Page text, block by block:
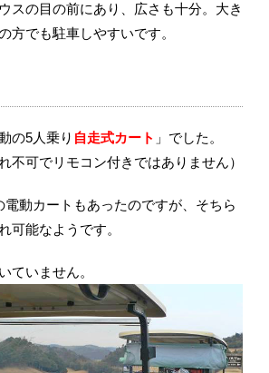
スの目の前にあり、広さも十分。大き
方でも駐車しやすいです。
の5人乗り 自走式カート 」でした。
不可でリモコン付きではありません）
電動カートもあったのですが、そちら
可能なようです。
ていません。